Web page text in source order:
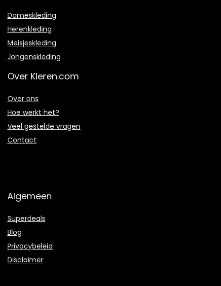
Dameskleding
Herenkleding
Meisjeskleding
Jongenskleding
Over Kleren.com
Over ons
Hoe werkt het?
Veel gestelde vragen
Contact
Algemeen
Superdeals
Blog
Privacybeleid
Disclaimer